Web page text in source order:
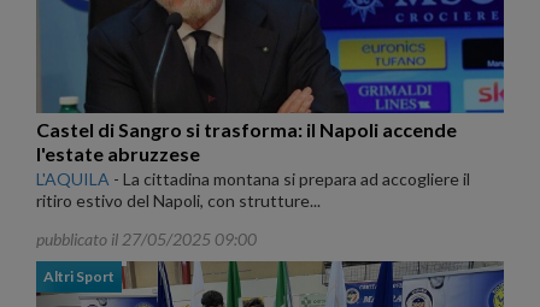
Castel di Sangro si trasforma: il Napoli accende
l'estate abruzzese
L'AQUILA - La cittadina montana si prepara ad accogliere il
ritiro estivo del Napoli, con strutture...
pubblicato il 27/05/2025 09:00
Altri Sport